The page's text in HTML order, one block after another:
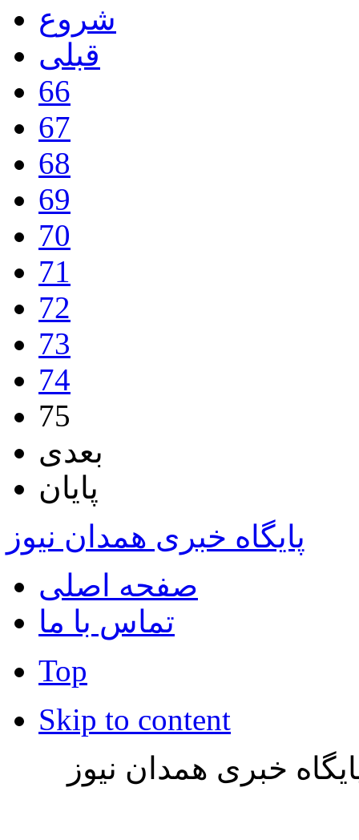
شروع
قبلی
66
67
68
69
70
71
72
73
74
75
بعدی
پایان
پایگاه خبری همدان نیوز
صفحه اصلی
تماس با ما
Top
Skip to content
خبری همدان نیوز